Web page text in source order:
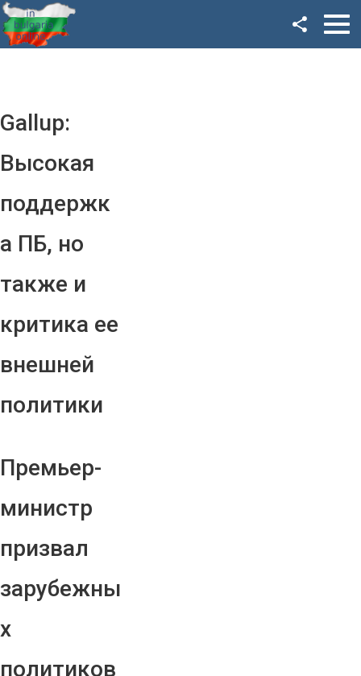
Gallup:
Высокая
поддержк
а ПБ, но
также и
критика ее
внешней
политики
Премьер-
министр
призвал
зарубежны
х
политиков